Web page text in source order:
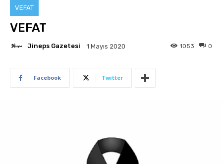
VEFAT
VEFAT
Jineps Gazetesi 1 Mayıs 2020 0
1053
Facebook Twitter